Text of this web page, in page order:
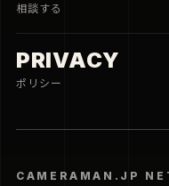
CAMERAMAN.JP
相談する
PRIVACY
ポリシー